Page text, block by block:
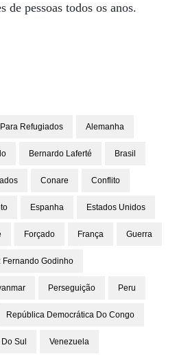
de pessoas todos os anos.
Refugiados Alemanha
Bernardo Laferté Brasil
Conare Conflito
Espanha Estados Unidos
Forçado França Guerra
Fernando Godinho
Perseguição Peru
República Democrática Do Congo
Sul Venezuela